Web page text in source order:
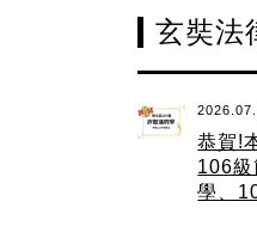
玄奘法
恭賀!
106級
學、109